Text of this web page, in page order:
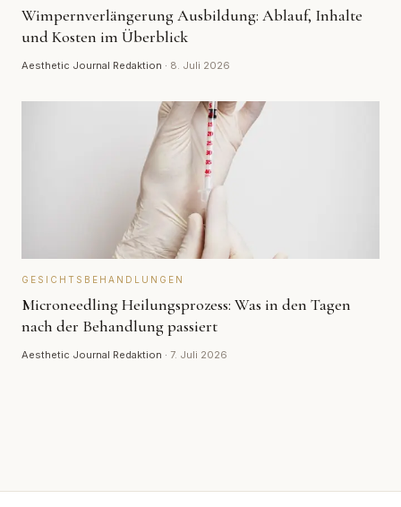
Wimpernverlängerung Ausbildung: Ablauf, Inhalte
und Kosten im Überblick
Aesthetic Journal Redaktion · 8. Juli 2026
GESICHTSBEHANDLUNGEN
Microneedling Heilungsprozess: Was in den Tagen
nach der Behandlung passiert
Aesthetic Journal Redaktion · 7. Juli 2026